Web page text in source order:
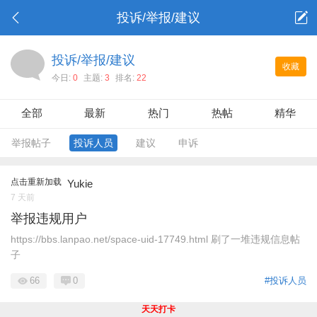
投诉/举报/建议
收藏
投诉/举报/建议
今日: 0 主题: 3 排名: 22
全部 最新 热门 热帖 精华
举报帖子 投诉人员 建议 申诉
点击重新加载 Yukie
7 天前
举报违规用户
https://bbs.lanpao.net/space-uid-17749.html 刷了一堆违规信息帖
子
#投诉人员
66 0
天天打卡